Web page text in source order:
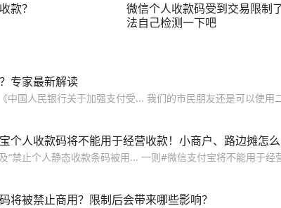
款？
微信个人收款码受到交易限制
法自己检测一下吧
专家最新解读
中国人民银行关于加强支付受... 我们的市民朋友还是可以使用
个人收款码将不能用于经营收款！小商户、路边摊怎么
“禁止个人静态收款条码被用... 一则#微信支付宝将不能用于经
将被禁止商用？限制后会带来哪些影响？